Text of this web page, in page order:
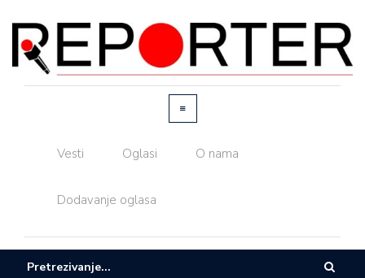
Vesti Oglasi O nama
Dodavanje oglasa